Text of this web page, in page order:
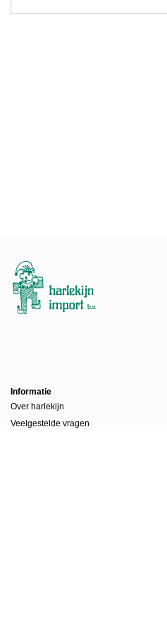
Informatie
Over harlekijn
Veelgestelde vragen